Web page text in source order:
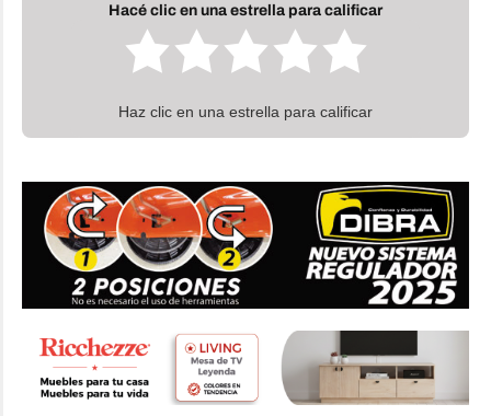
Hacé clic en una estrella para calificar
Haz clic en una estrella para calificar